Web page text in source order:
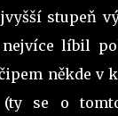
stupeň
nejvíce líbil
někde v
(ty se o